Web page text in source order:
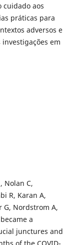
cuidado aos
práticas para
adversos e
em
Nolan C,
R, Karan A,
G, Nordstrom A,
a
junctures and
of the COVID-